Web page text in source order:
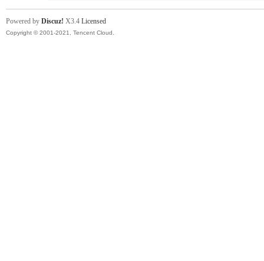
Powered by Discuz! X3.4 Licensed
Copyright © 2001-2021, Tencent Cloud.